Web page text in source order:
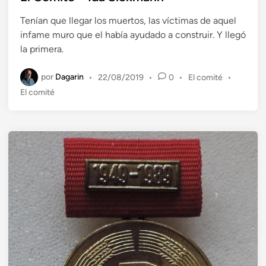
c
a
o
e
Tenían que llegar los muertos, las víctimas de aquel
infame muro que el había ayudado a construir. Y llegó
la primera.
por Dagarin • 22/08/2019 • 0 •
P
c
a
d
o
e
n
El comité
•
El comité